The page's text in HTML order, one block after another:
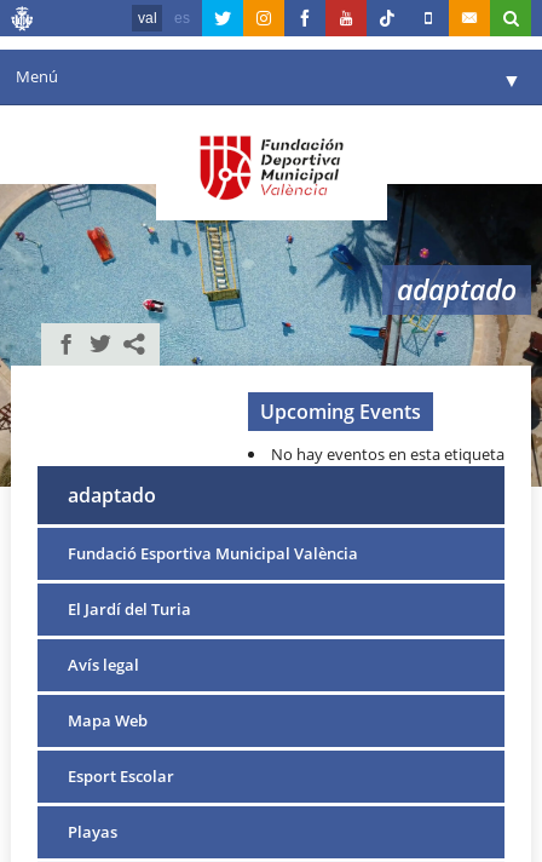
val es
Menú ▼
Agenda
Instal·lacions
Comunicació ▼
València en esport ▼
adaptado
Upcoming Events
No hay eventos en esta etiqueta
adaptado
Fundació Esportiva Municipal València
El Jardí del Turia
Avís legal
Mapa Web
Esport Escolar
Playas